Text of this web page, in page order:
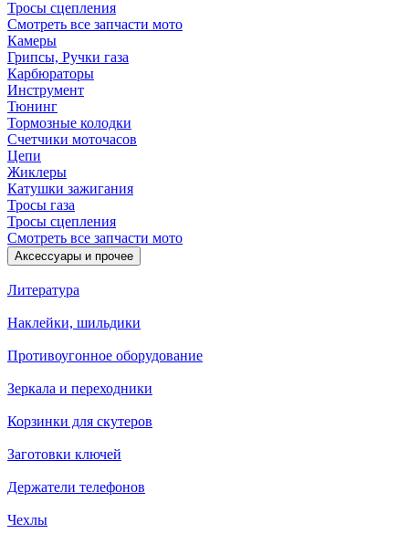
Тросы сцепления
Смотреть все запчасти мото
Камеры
Грипсы, Ручки газа
Карбюраторы
Инструмент
Тюнинг
Тормозные колодки
Счетчики моточасов
Цепи
Жиклеры
Катушки зажигания
Тросы газа
Тросы сцепления
Смотреть все запчасти мото
Аксессуары и прочее
Литература
Наклейки, шильдики
Противоугонное оборудование
Зеркала и переходники
Корзинки для скутеров
Заготовки ключей
Держатели телефонов
Чехлы